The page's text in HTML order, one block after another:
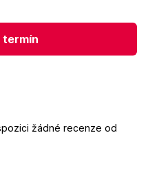
žádné recenze od